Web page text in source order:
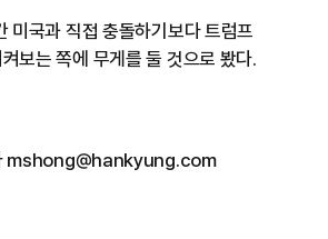
미국과 직접 충돌하기보다 트럼프
보는 쪽에 무게를 둘 것으로 봤다.
mshong@hankyung.com